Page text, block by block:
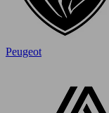
Peugeot